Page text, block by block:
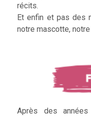
récits.
Et enfin et pas des
notre mascotte,
Après des années